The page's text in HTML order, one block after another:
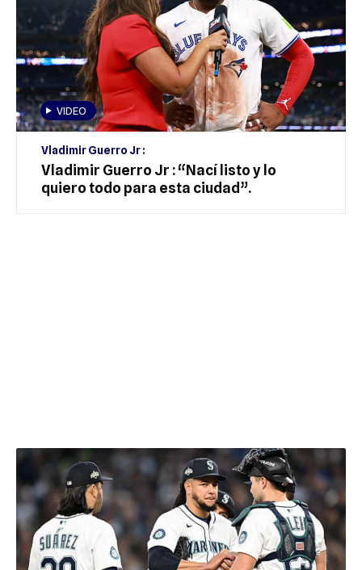
VIDEO
Vladimir Guerro Jr :
Vladimir Guerro Jr : “Nací listo y lo
quiero todo para esta ciudad”.